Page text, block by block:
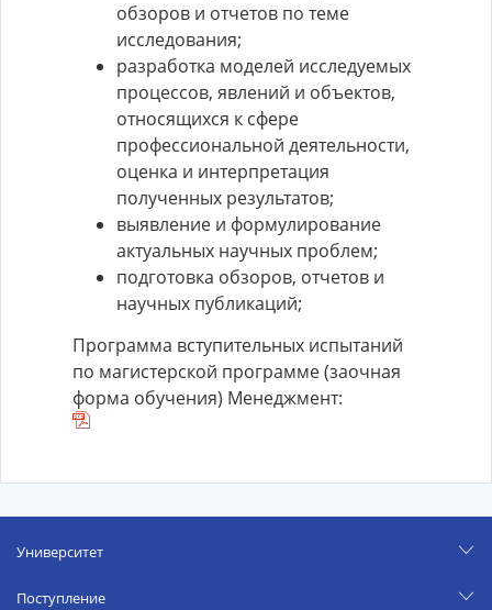
обзоров и отчетов по теме
исследования;
разработка моделей исследуемых
процессов, явлений и объектов,
относящихся к сфере
профессиональной деятельности,
оценка и интерпретация
полученных результатов;
выявление и формулирование
актуальных научных проблем;
подготовка обзоров, отчетов и
научных публикаций;
Программа вступительных испытаний
по магистерской программе (заочная
форма обучения) Менеджмент:
Университет
Поступление